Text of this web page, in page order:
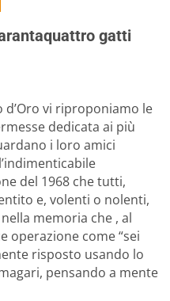
gatti
vi riproponiamo le
dedicata ai più
i loro amici
del 1968 che tutti,
e, volenti o nolenti,
memoria che , al
operazione come “sei
risposto usando lo
pensando a mente